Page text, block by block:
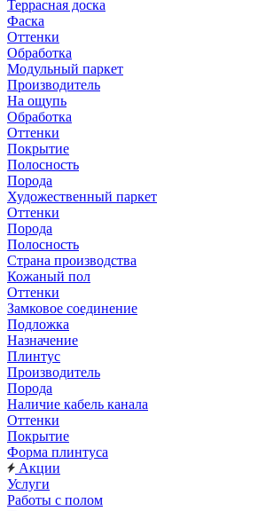
Террасная доска
Фаска
Оттенки
Обработка
Модульный паркет
Производитель
На ощупь
Обработка
Оттенки
Покрытие
Полосность
Порода
Художественный паркет
Оттенки
Порода
Полосность
Страна производства
Кожаный пол
Оттенки
Замковое соединение
Подложка
Назначение
Плинтус
Производитель
Порода
Наличие кабель канала
Оттенки
Покрытие
Форма плинтуса
Акции
Услуги
Работы с полом